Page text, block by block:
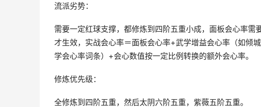
流派劣势：
需要一定红球支撑，都修炼到四阶五重小成，面板会心率
才生效，实战会心率＝面板会心率+武学增益会心率（如倾
学会心率词条）+会心数值按一定比例转换的额外会心率。
修炼优先级：
全修炼到四阶五重，然后太阴六阶五重，紫薇五阶五重。